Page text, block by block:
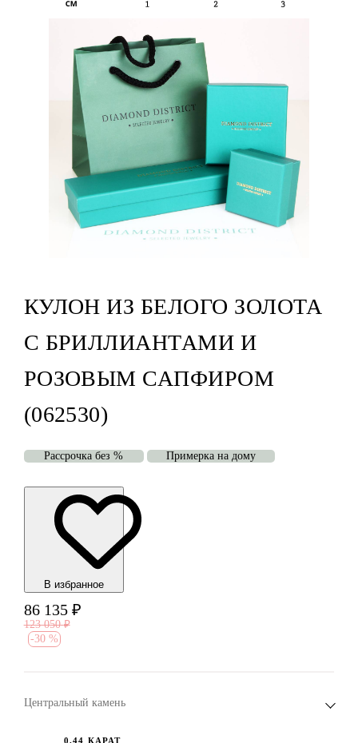
КУЛОН ИЗ БЕЛОГО ЗОЛОТА
С БРИЛЛИАНТАМИ И
РОЗОВЫМ САПФИРОМ
(062530)
Рассрочка без % Примерка на дому
В избранноe
86 135 ₽
123 050 ₽
-30 %
Центральный камень
0.44 КАРАТ